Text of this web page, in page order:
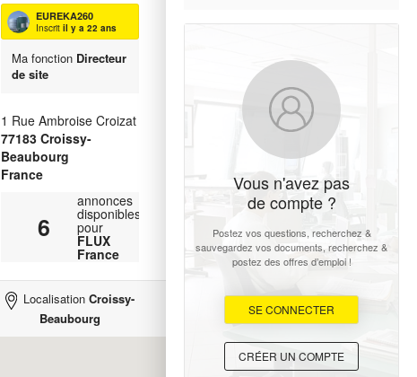
EUREKA260
Inscritil y a 22 ans
Ma fonction Directeur
de site
1 Rue Ambroise Croizat
77183 Croissy-
Beaubourg
France
6
annonces
disponibles
pour
FLUX
France
LocalisationCroissy-
Beaubourg
Vous n'avez pas
de compte ?
Postez vos questions, recherchez &
sauvegardez vos documents, recherchez &
postez des offres d’emploi !
SE CONNECTER
CRÉER UN COMPTE